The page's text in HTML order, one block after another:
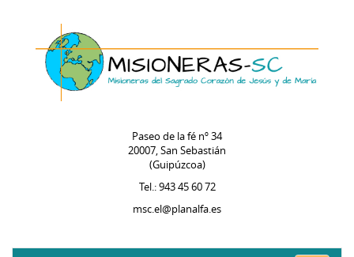
Paseo de la fé nº 34
20007, San Sebastián
(Guipúzcoa)
Tel.: 943 45 60 72
msc.el@planalfa.es